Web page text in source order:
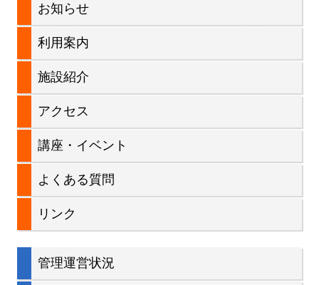
サ
イ
ド
バ
お知らせ
利用案内
施設紹介
アクセス
講座・イベント
よくある質問
リンク
管理運営状況